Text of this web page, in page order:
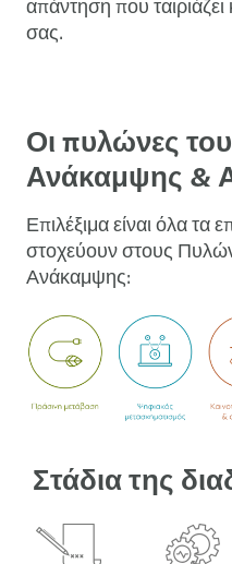
σας.
Οι πυλώνες
Ανάκαμψης &
Επιλέξιμα είναι όλα τα
στοχεύουν στους
Ανάκαμψης:
Στάδια της